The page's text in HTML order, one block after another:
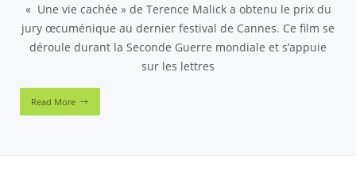
« Une vie cachée » de Terence Malick a obtenu le prix du
jury œcuménique au dernier festival de Cannes. Ce film se
déroule durant la Seconde Guerre mondiale et s’appuie
sur les lettres
Read More